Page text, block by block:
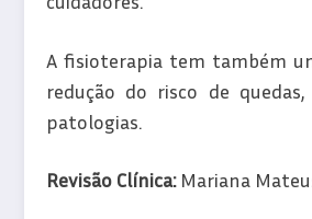
A fisioterapia tem também
redução do risco de
patologias.
Revisão Clínica:Mariana